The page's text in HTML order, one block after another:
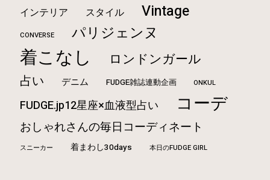
インテリア スタイル Vintage
CONVERSE パリジェンヌ
着こなし ロンドンガール
占い デニム FUDGE雑誌連動企画 ONKUL
FUDGE.jp12星座×血液型占い コーデ
おしゃれさんの毎日コーディネート
スニーカー 着まわし30days 本日のFUDGE GIRL